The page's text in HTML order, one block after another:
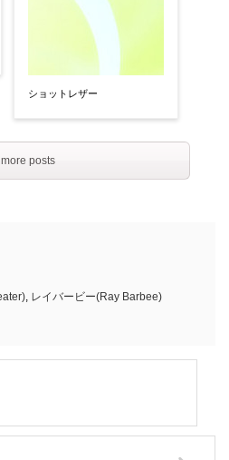
ショットレザー
posts
, レイバービー(Ray Barbee)